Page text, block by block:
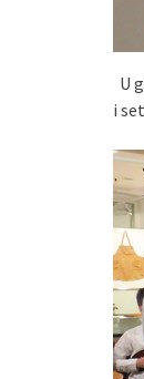
U
i